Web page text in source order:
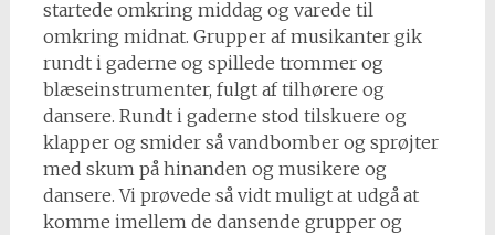
startede omkring middag og varede til
omkring midnat. Grupper af musikanter gik
rundt i gaderne og spillede trommer og
blæseinstrumenter, fulgt af tilhørere og
dansere. Rundt i gaderne stod tilskuere og
klapper og smider så vandbomber og sprøjter
med skum på hinanden og musikere og
dansere. Vi prøvede så vidt muligt at udgå at
komme imellem de dansende grupper og